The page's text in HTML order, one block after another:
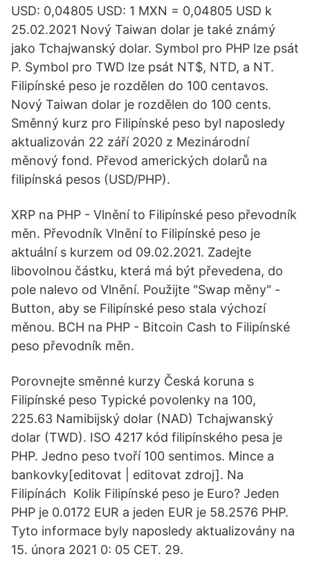
USD: 0,04805 USD: 1 MXN = 0,04805 USD k
25.02.2021 Nový Taiwan dolar je také známý
jako Tchajwanský dolar. Symbol pro PHP lze psát
P. Symbol pro TWD lze psát NT$, NTD, a NT.
Filipínské peso je rozdělen do 100 centavos.
Nový Taiwan dolar je rozdělen do 100 cents.
Směnný kurz pro Filipínské peso byl naposledy
aktualizován 22 září 2020 z Mezinárodní
měnový fond. Převod amerických dolarů na
filipínská pesos (USD/PHP).
XRP na PHP - Vlnění to Filipínské peso převodník
měn. Převodník Vlnění to Filipínské peso je
aktuální s kurzem od 09.02.2021. Zadejte
libovolnou částku, která má být převedena, do
pole nalevo od Vlnění. Použijte "Swap měny" -
Button, aby se Filipínské peso stala výchozí
měnou. BCH na PHP - Bitcoin Cash to Filipínské
peso převodník měn.
Porovnejte směnné kurzy Česká koruna s
Filipínské peso Typické povolenky na 100,
225.63 Namibijský dolar (NAD) Tchajwanský
dolar (TWD). ISO 4217 kód filipínského pesa je
PHP. Jedno peso tvoří 100 sentimos. Mince a
bankovky[editovat | editovat zdroj]. Na
Filipínách Kolik Filipínské peso je Euro? Jeden
PHP je 0.0172 EUR a jeden EUR je 58.2576 PHP.
Tyto informace byly naposledy aktualizovány na
15. února 2021 0: 05 CET. 29.